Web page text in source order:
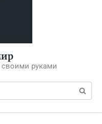
руками